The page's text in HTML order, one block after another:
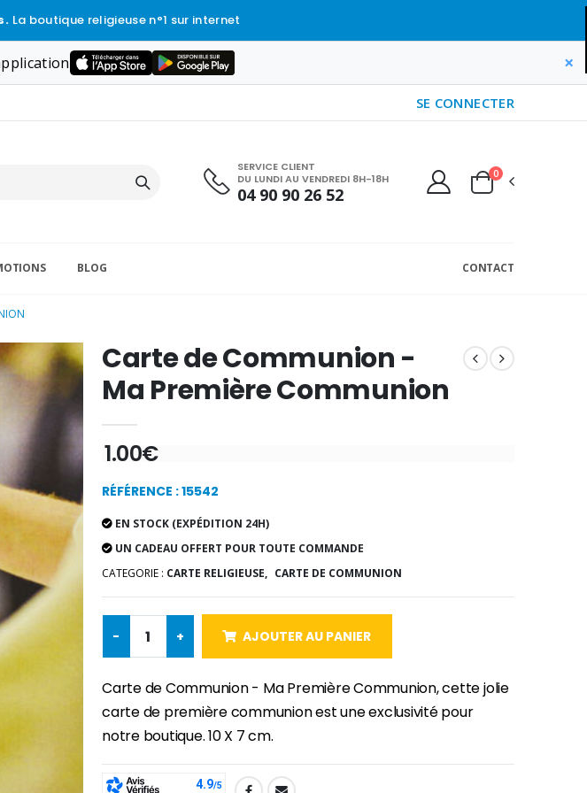
La boutique religieuse n°1 sur internet
×
SE CONNECTER
SERVICE CLIENT
DU LUNDI AU VENDREDI 8H-18H
04 90 90 26 52
0
BLOG CONTACT
Carte de Communion -
Ma Première Communion
1.00€
RÉFÉRENCE : 15542
EN STOCK (EXPÉDITION 24H)
UN CADEAU OFFERT POUR TOUTE COMMANDE
CATEGORIE : CARTE RELIGIEUSE, CARTE DE COMMUNION
- + AJOUTER AU PANIER
Carte de Communion - Ma Première Communion, cette jolie
carte de première communion est une exclusivité pour
notre boutique. 10 X 7 cm.